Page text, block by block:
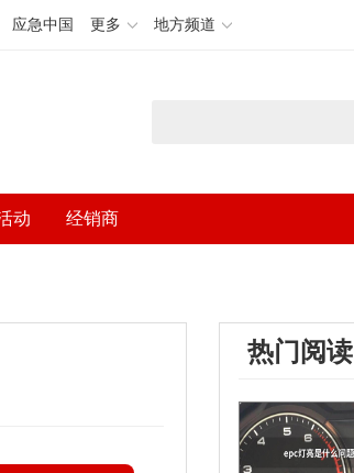
应急中国 更多 地方频道
动 经销商
热门阅读